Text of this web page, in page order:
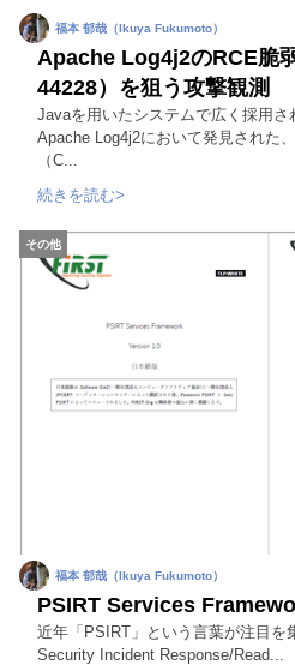
福本 郁哉（Ikuya Fukumoto）
Apache Log4j2のRCE脆
44228）を狙う攻撃観測
Javaを用いたシステムで広く採用さ
Apache Log4j2において発見された
（C...
続きを読む>
その他
福本 郁哉（Ikuya Fukumoto）
PSIRT Services
近年「PSIRT」という言葉が注目を
Security Incident Response/Read...